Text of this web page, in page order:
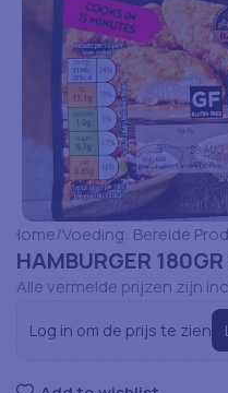
Home Voeding: Bereide
HAMBURGER
Alle vermelde prijzen zijn
Log in om de prijs te zien